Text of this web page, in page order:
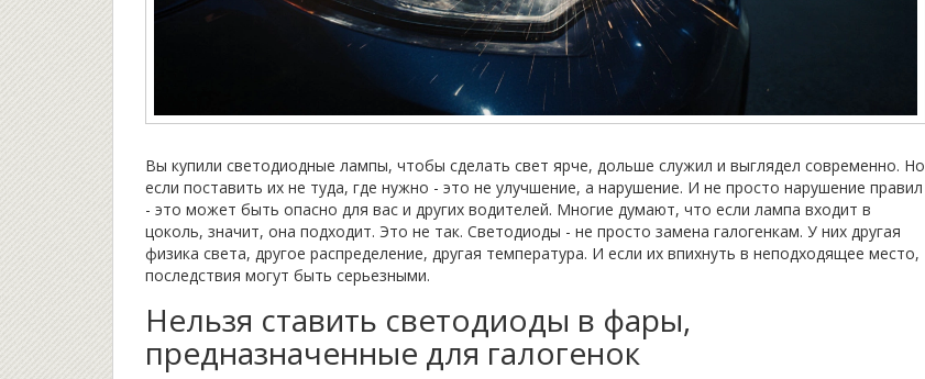
Вы купили светодиодные лампы, чтобы сделать свет ярче, дольше служил и выглядел современно. Но
если поставить их не туда, где нужно - это не улучшение, а нарушение. И не просто нарушение правил
- это может быть опасно для вас и других водителей. Многие думают, что если лампа входит в
цоколь, значит, она подходит. Это не так. Светодиоды - не просто замена галогенкам. У них другая
физика света, другое распределение, другая температура. И если их впихнуть в неподходящее место,
последствия могут быть серьезными.
Нельзя ставить светодиоды в фары,
предназначенные для галогенок